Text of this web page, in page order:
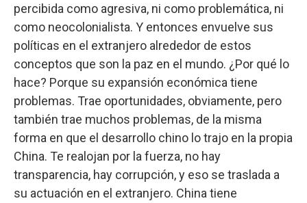
percibida como agresiva, ni como problemática, ni
como neocolonialista. Y entonces envuelve sus
políticas en el extranjero alrededor de estos
conceptos que son la paz en el mundo. ¿Por qué lo
hace? Porque su expansión económica tiene
problemas. Trae oportunidades, obviamente, pero
también trae muchos problemas, de la misma
forma en que el desarrollo chino lo trajo en la propia
China. Te realojan por la fuerza, no hay
transparencia, hay corrupción, y eso se traslada a
su actuación en el extranjero. China tiene